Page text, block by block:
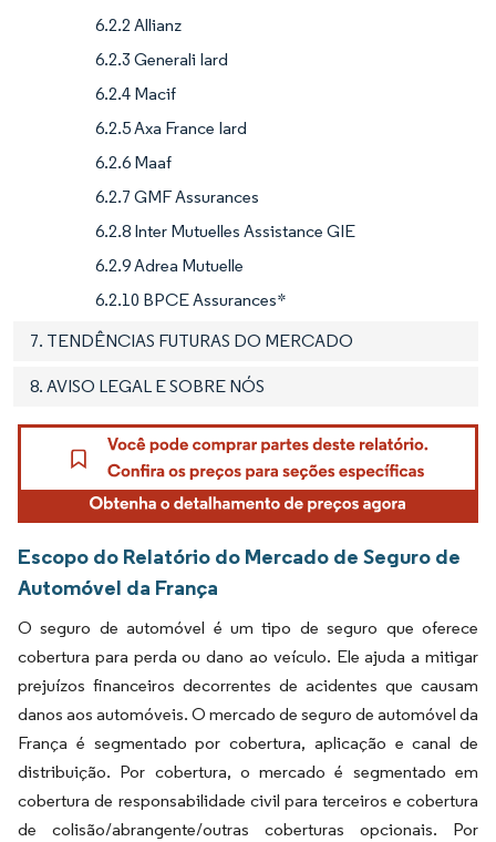
6.2.2 Allianz
6.2.3 Generali Iard
6.2.4 Macif
6.2.5 Axa France Iard
6.2.6 Maaf
6.2.7 GMF Assurances
6.2.8 Inter Mutuelles Assistance GIE
6.2.9 Adrea Mutuelle
6.2.10 BPCE Assurances*
7. TENDÊNCIAS FUTURAS DO MERCADO
8. AVISO LEGAL E SOBRE NÓS
Escopo do Relatório do Mercado de Seguro de
Automóvel da França
O seguro de automóvel é um tipo de seguro que oferece
cobertura para perda ou dano ao veículo. Ele ajuda a mitigar
prejuízos financeiros decorrentes de acidentes que causam
danos aos automóveis. O mercado de seguro de automóvel da
França é segmentado por cobertura, aplicação e canal de
distribuição. Por cobertura, o mercado é segmentado em
cobertura de responsabilidade civil para terceiros e cobertura
de colisão/abrangente/outras coberturas opcionais. Por